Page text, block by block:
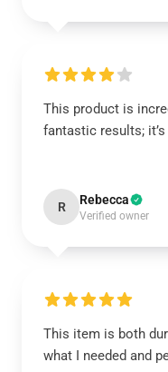
This product is
fantastic results;
R Rebecca
Verified owner
This item is both
what I needed and